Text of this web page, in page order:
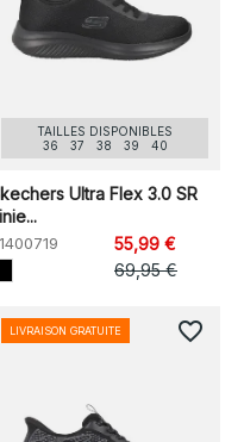
TAILLES DISPONIBLES
36
37 38 39 40
Ultra Flex 3.0 SR
55,99 €
69,95 €
LIVRAISON GRATUITE favorite_border